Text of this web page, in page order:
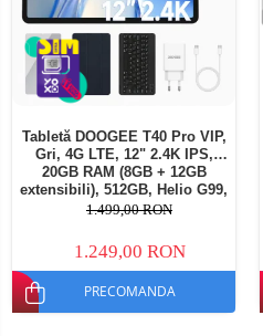
Tabletă DOOGEE T40 Pro VIP,
Gri, 4G LTE, 12" 2.4K IPS,
20GB RAM (8GB + 12GB
extensibili), 512GB, Helio G99,
10800mAh, 33W, Android 14,
1.499,00 RON
1.249,00 RON
PRECOMANDA